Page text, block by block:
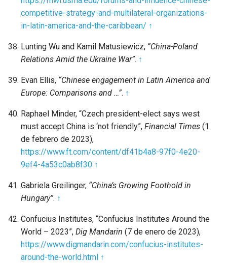
competitive-strategy-and-multilateral-organizations-
in-latin-america-and-the-caribbean/ ↑
Lunting Wu and Kamil Matusiewicz, “China-Poland
Relations Amid the Ukraine War”. ↑
Evan Ellis, “Chinese engagement in Latin America and
Europe: Comparisons and …”. ↑
Raphael Minder, “Czech president-elect says west
must accept China is ‘not friendly”, Financial Times (1
de febrero de 2023),
https://www.ft.com/content/df41b4a8-97f0-4e20-
9ef4-4a53c0ab8f30 ↑
Gabriela Greilinger, “China’s Growing Foothold in
Hungary”. ↑
Confucius Institutes, “Confucius Institutes Around the
World – 2023”, Dig Mandarin (7 de enero de 2023),
https://www.digmandarin.com/confucius-institutes-
around-the-world.html ↑